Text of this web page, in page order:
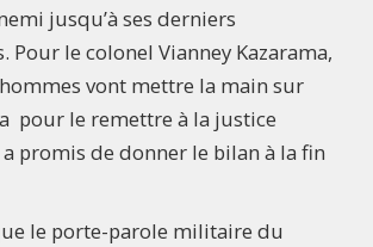
jusqu’à ses derniers
Pour le colonel Vianney Kazarama,
vont mettre la main sur
pour le remettre à la justice
promis de donner le bilan à la fin
le porte-parole militaire du